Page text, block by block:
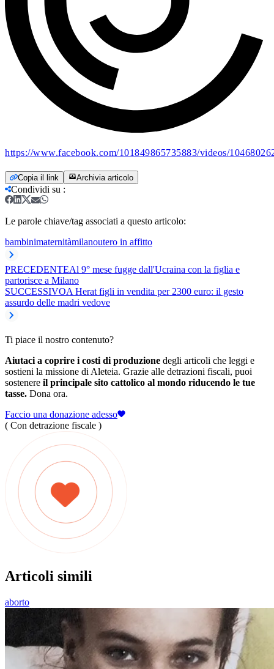
https://www.facebook.com/101849865735883/videos/
Copia il link Archivia articolo
Condividi su :
Le parole chiave/tag associati a questo articolo:
bambinimaternitàmilanoutero in affitto
PRECEDENTEAl 9° mese fugge dall'Ucraina con la figlia e
partorisce a Milano
SUCCESSIVOA Herat figli in vendita per 2300 euro: il gesto
assurdo delle madri vedove
Ti piace il nostro contenuto?
Aiutaci a coprire i costi di produzione degli articoli che leggi e
sostieni la missione di Aleteia. Grazie alle detrazioni fiscali, puoi
sostenere il principale sito cattolico al mondo riducendo le tue
tasse. Dona ora.
Faccio una donazione adesso
( Con detrazione fiscale )
Articoli simili
aborto